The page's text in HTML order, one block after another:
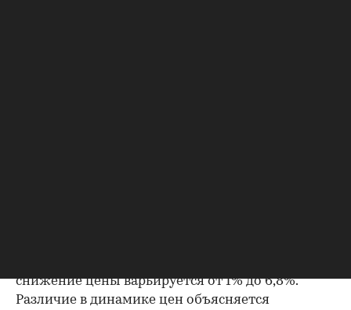
снижение цены варьируется от 1% до 6,8%.
Различие в динамике цен объясняется